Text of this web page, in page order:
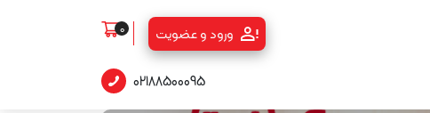
ورود و عضویت 0
02188500095